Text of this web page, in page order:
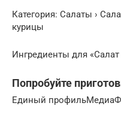
Категория: Салаты ›
курицы
Ингредиенты для
Попробуйте
Единый